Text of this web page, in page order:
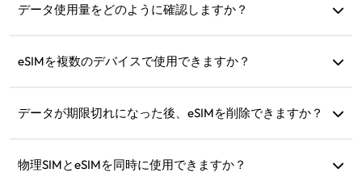
ます。到着後すぐに使用できます。
データ使用量をどのように確認しますか？
確認できます。
eSIMを複数のデバイスで使用できますか？
せん。移行についてはカスタマーサポートにお問い合わせ
データが期限切れになった後、eSIMを削除できますか？
的で保持することもできます。
物理SIMとeSIMを同時に使用できますか？